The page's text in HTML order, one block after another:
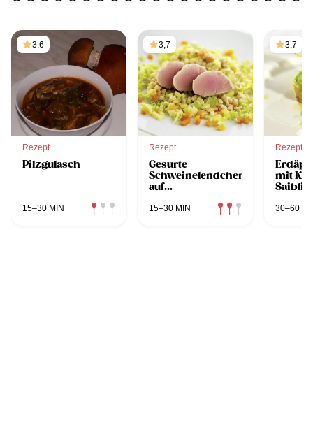
3,6
Rezept
Pilzgulasch
15–30 MIN
3,7
Rezept
Gesurte
Schweinelendchen
auf
15–30 MIN
3,7
Rezept
mit
30–60